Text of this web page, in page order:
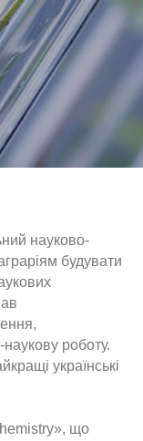
науково-
будувати
наукову роботу.
українські
що